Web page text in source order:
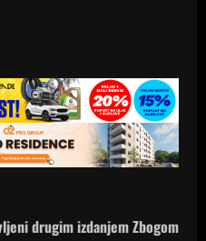
drugim izdanjem Zbogom